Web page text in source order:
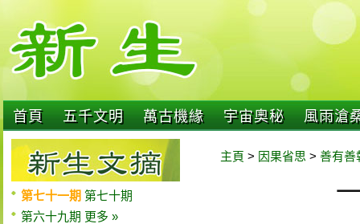
首頁 五千文明 萬古機緣 宇宙奧秘 風雨滄
第七十一期 第七十期
第六十九期 更多 »
主頁 > 因果省思 > 善有善